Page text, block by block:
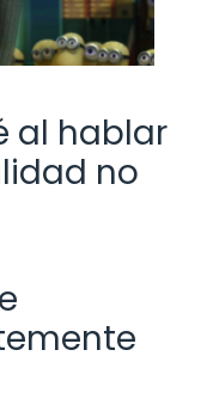
al hablar
no